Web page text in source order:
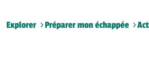
Explorer Préparer mon échappée